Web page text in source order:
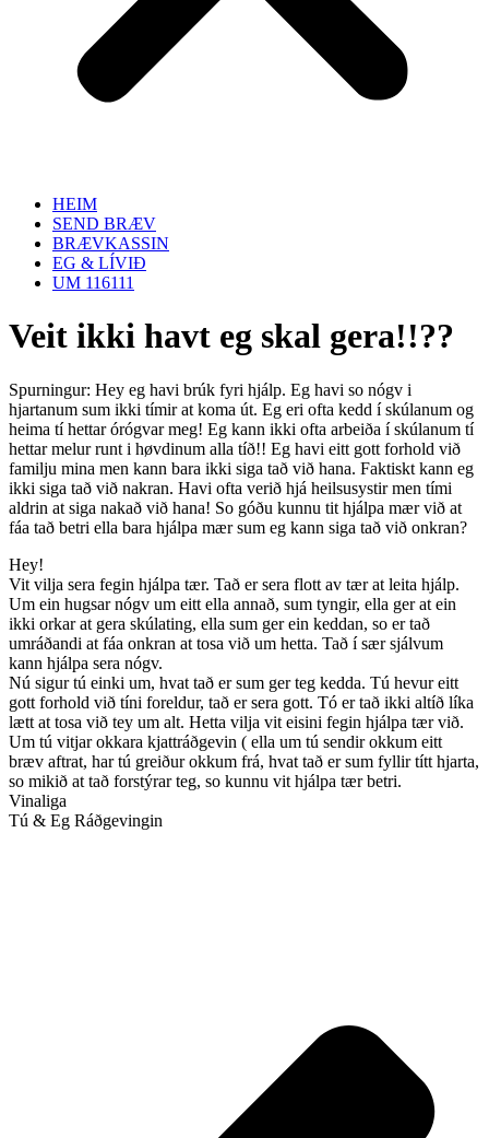
HEIM
SEND BRÆV
BRÆVKASSIN
EG & LÍVIÐ
UM 116111
Veit ikki havt eg skal gera!!??
Spurningur: Hey eg havi brúk fyri hjálp. Eg havi so nógv i
hjartanum sum ikki tímir at koma út. Eg eri ofta kedd í skúlanum og
heima tí hettar órógvar meg! Eg kann ikki ofta arbeiða í skúlanum tí
hettar melur runt i høvdinum alla tíð!! Eg havi eitt gott forhold við
familju mina men kann bara ikki siga tað við hana. Faktiskt kann eg
ikki siga tað við nakran. Havi ofta verið hjá heilsusystir men tími
aldrin at siga nakað við hana! So góðu kunnu tit hjálpa mær við at
fáa tað betri ella bara hjálpa mær sum eg kann siga tað við onkran?
Hey!
Vit vilja sera fegin hjálpa tær. Tað er sera flott av tær at leita hjálp.
Um ein hugsar nógv um eitt ella annað, sum tyngir, ella ger at ein
ikki orkar at gera skúlating, ella sum ger ein keddan, so er tað
umráðandi at fáa onkran at tosa við um hetta. Tað í sær sjálvum
kann hjálpa sera nógv.
Nú sigur tú einki um, hvat tað er sum ger teg kedda. Tú hevur eitt
gott forhold við tíni foreldur, tað er sera gott. Tó er tað ikki altíð líka
lætt at tosa við tey um alt. Hetta vilja vit eisini fegin hjálpa tær við.
Um tú vitjar okkara kjattráðgevin ( ella um tú sendir okkum eitt
bræv aftrat, har tú greiður okkum frá, hvat tað er sum fyllir títt hjarta,
so mikið at tað forstýrar teg, so kunnu vit hjálpa tær betri.
Vinaliga
Tú & Eg Ráðgevingin